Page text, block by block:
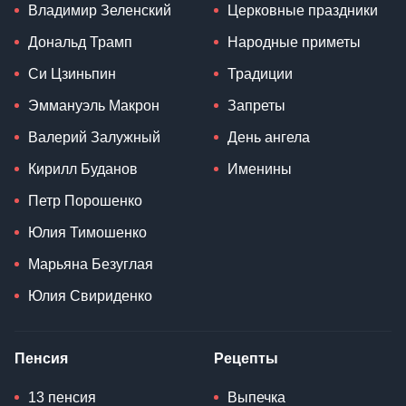
Владимир Зеленский
Дональд Трамп
Си Цзиньпин
Эммануэль Макрон
Валерий Залужный
Кирилл Буданов
Петр Порошенко
Юлия Тимошенко
Марьяна Безуглая
Юлия Свириденко
Церковные праздники
Народные приметы
Традиции
Запреты
День ангела
Именины
Пенсия
13 пенсия
Рецепты
Выпечка